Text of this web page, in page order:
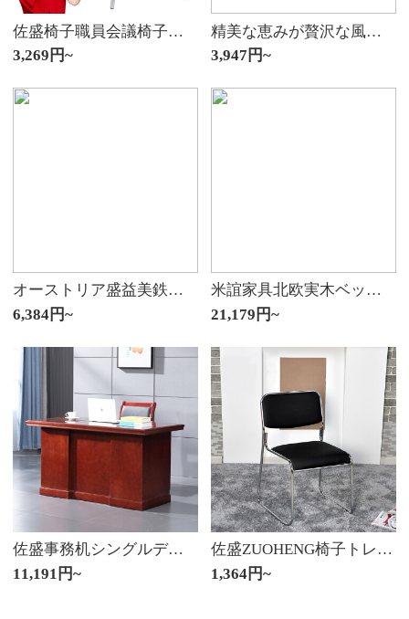
佐盛椅子職員会議椅子弓形椅子家庭用椅子レジャー椅子
3,269円~
精美な恵みが贅沢な風にシンプルになった後、現代のベッドヘッド棚の高光ミニ・小型・高奢な北欧ins寝室の物置きが多機能星夜黒-軽豪華なベッドヘッド棚（包装設置）
3,947円~
オーストリア盛益美鉄芸ベッド軽奢鉄床鉄骨架床北ヨーロッパ式ins風現代簡単プリンセスベッドのシングルペア1.518メートル01砂を研ぐ黒1.5*2.0メートル
6,384円~
米誼家具北欧実木ベッド現代簡単工業風1.5 m 1.8 mダブルベッドマンション家具白蝋木真皮軟包意式極简主臥床黒ベッドセット+ナノPU皮寄贈1500*2000
21,179円~
佐盛事務机シングルデスクデスクデスクデスクマネージャーデスク1.6 mシングルテーブル
11,191円~
佐盛ZUOHENG椅子トレーニングチェア黒
1,364円~